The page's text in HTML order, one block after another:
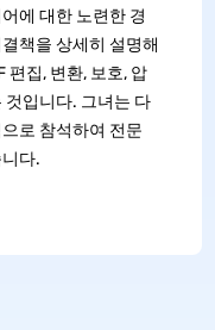
에 대한 노련한 경
책을 상세히 설명해
편집, 변환, 보호, 압
것입니다. 그녀는 다
로 참석하여 전문
다.